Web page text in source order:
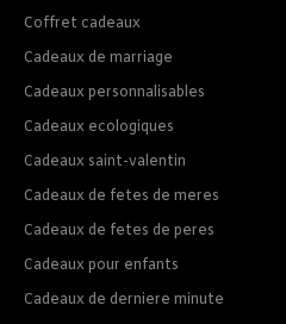
Coffret cadeaux
Cadeaux de marriage
Cadeaux personnalisables
Cadeaux ecologiques
Cadeaux saint-valentin
Cadeaux de fetes de meres
Cadeaux de fetes de peres
Cadeaux pour enfants
Cadeaux de derniere minute